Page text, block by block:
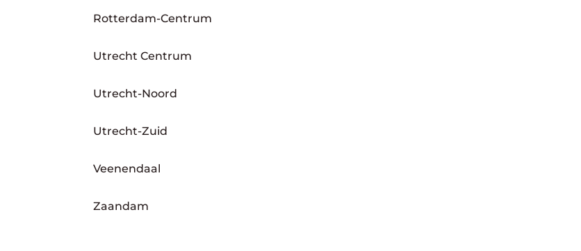
Rotterdam-Centrum
Utrecht Centrum
Utrecht-Noord
Utrecht-Zuid
Veenendaal
Zaandam